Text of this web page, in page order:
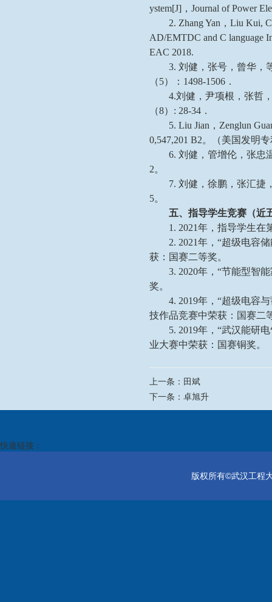
ystem[J]，Journal of Power
2. Zhang Yan，Liu Kui,
AD/EMTDC and C language
EAC 2018.
3. 刘健，张号，曾华，
（5）：1498-1506．
4.刘健，尹项根，张哲
（8）: 28-34．
5. Liu Jian，Zenglun
0,547,201 B2。（美国发明
6. 刘健，管增伦，张忠
2。
7. 刘健，徐鹏，张汇捷
5。
五、指导学生竞赛（近
1. 2021年，指导学生
2. 2021年，“超级电容
获：国赛二等奖。
3. 2020年，“节能型智
奖。
4. 2019年，“超级电容
技作品竞赛中荣获：国赛二
5. 2019年，“武汉能研
业大赛中荣获：国赛铜奖。
上一条： 田斌
下一条： 卓旭升
快速链接：
版权所有©武汉工程